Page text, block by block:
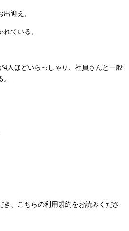
迎え。
ている。
4人ほどいらっしゃり、社員さんと一般
き、こちらの利用規約をお読みくださ